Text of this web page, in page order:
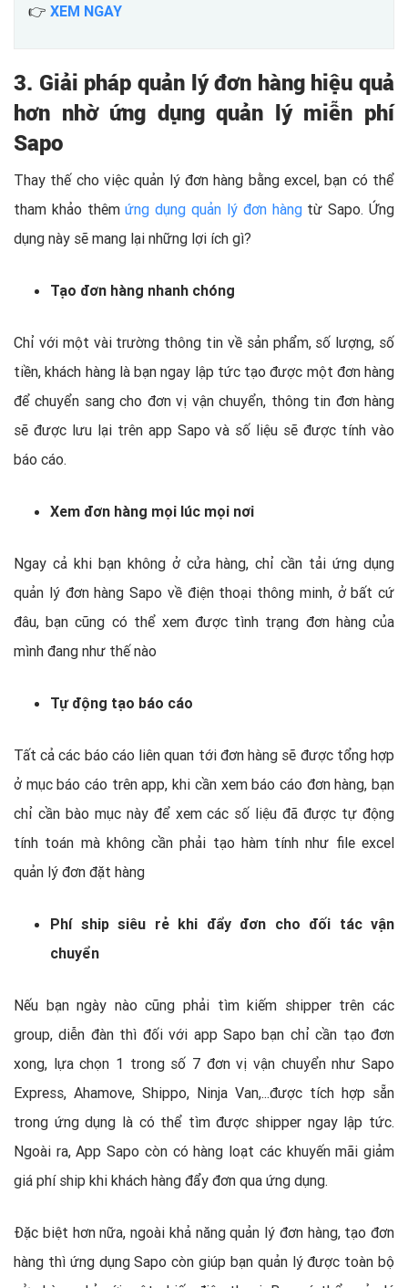
👉 XEM NGAY
3. Giải pháp quản lý đơn hàng hiệu quả
hơn nhờ ứng dụng quản lý miễn phí
Sapo
Thay thế cho việc quản lý đơn hàng bằng excel, bạn có thể
tham khảo thêmứng dụng quản lý đơn hàngtừ Sapo. Ứng
dụng này sẽ mang lại những lợi ích gì?
Tạo đơn hàng nhanh chóng
Chỉ với một vài trường thông tin về sản phẩm, số lượng, số
tiền, khách hàng là bạn ngay lập tức tạo được một đơn hàng
để chuyển sang cho đơn vị vận chuyển, thông tin đơn hàng
sẽ được lưu lại trên app Sapo và số liệu sẽ được tính vào
báo cáo.
Xem đơn hàng mọi lúc mọi nơi
Ngay cả khi bạn không ở cửa hàng, chỉ cần tải ứng dụng
quản lý đơn hàng Sapo về điện thoại thông minh, ở bất cứ
đâu, bạn cũng có thể xem được tình trạng đơn hàng của
mình đang như thế nào
Tự động tạo báo cáo
Tất cả các báo cáo liên quan tới đơn hàng sẽ được tổng hợp
ở mục báo cáo trên app, khi cần xem báo cáo đơn hàng, bạn
chỉ cần bào mục này để xem các số liệu đã được tự động
tính toán mà không cần phải tạo hàm tính như file excel
quản lý đơn đặt hàng
Phí ship siêu rẻ khi đẩy đơn cho đối tác vận
chuyển
Nếu bạn ngày nào cũng phải tìm kiếm shipper trên các
group, diễn đàn thì đối với app Sapo bạn chỉ cần tạo đơn
xong, lựa chọn 1 trong số 7 đơn vị vận chuyển như Sapo
Express, Ahamove, Shippo, Ninja Van,...được tích hợp sẵn
trong ứng dụng là có thể tìm được shipper ngay lập tức.
Ngoài ra, App Sapo còn có hàng loạt các khuyến mãi giảm
giá phí ship khi khách hàng đẩy đơn qua ứng dụng.
Đặc biệt hơn nữa, ngoài khả năng quản lý đơn hàng, tạo đơn
hàng thì ứng dụng Sapo còn giúp bạn quản lý được toàn bộ